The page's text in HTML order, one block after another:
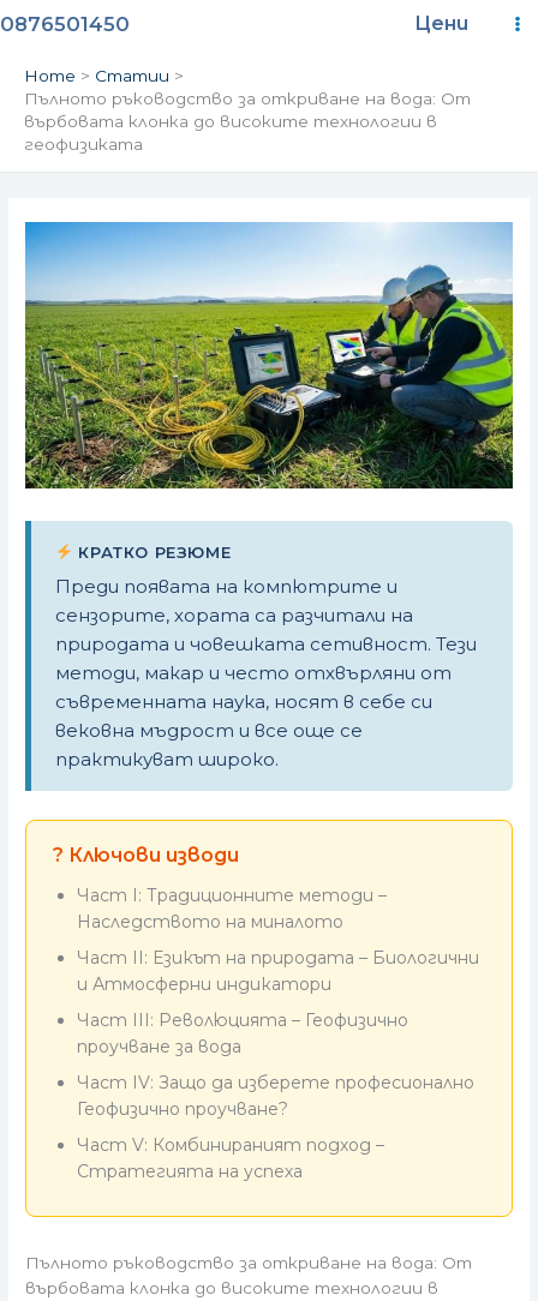
to
0876501450 Цени
Home
Статии
Пълното ръководство за откриване на вода: От
върбовата клонка до високите технологии в
геофизиката
КРАТКО РЕЗЮМЕ
Преди появата на компютрите и
сензорите, хората са разчитали на
природата и човешката сетивност. Тези
методи, макар и често отхвърляни от
съвременната наука, носят в себе си
вековна мъдрост и все още се
практикуват широко.
? Ключови изводи
Част I: Традиционните методи –
Наследството на миналото
Част II: Езикът на природата – Биологични
и Атмосферни индикатори
Част III: Революцията – Геофизично
проучване за вода
Част IV: Защо да изберете професионално
Геофизично проучване?
Част V: Комбинираният подход –
Стратегията на успеха
Пълното ръководство за откриване на вода: От
върбовата клонка до високите технологии в